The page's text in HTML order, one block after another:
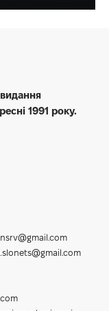
видання
1991 року.